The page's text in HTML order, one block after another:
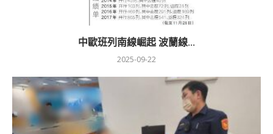
中歐班列南線崛起 波蘭線...
2025-09-22